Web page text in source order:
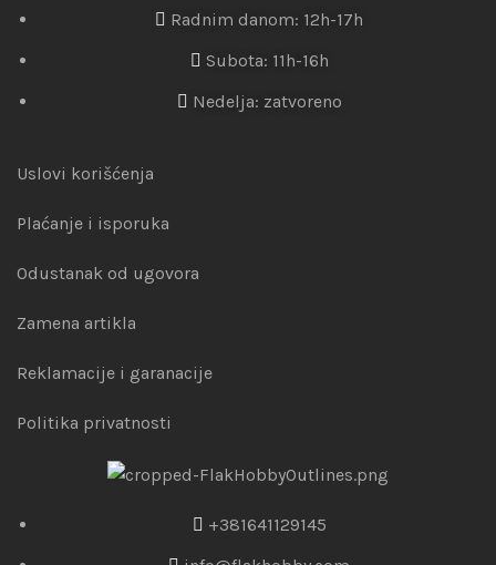
Radnim danom: 12h-17h
Subota: 11h-16h
Nedelja: zatvoreno
Uslovi korišćenja
Plaćanje i isporuka
Odustanak od ugovora
Zamena artikla
Reklamacije i garanacije
Politika privatnosti
+381641129145